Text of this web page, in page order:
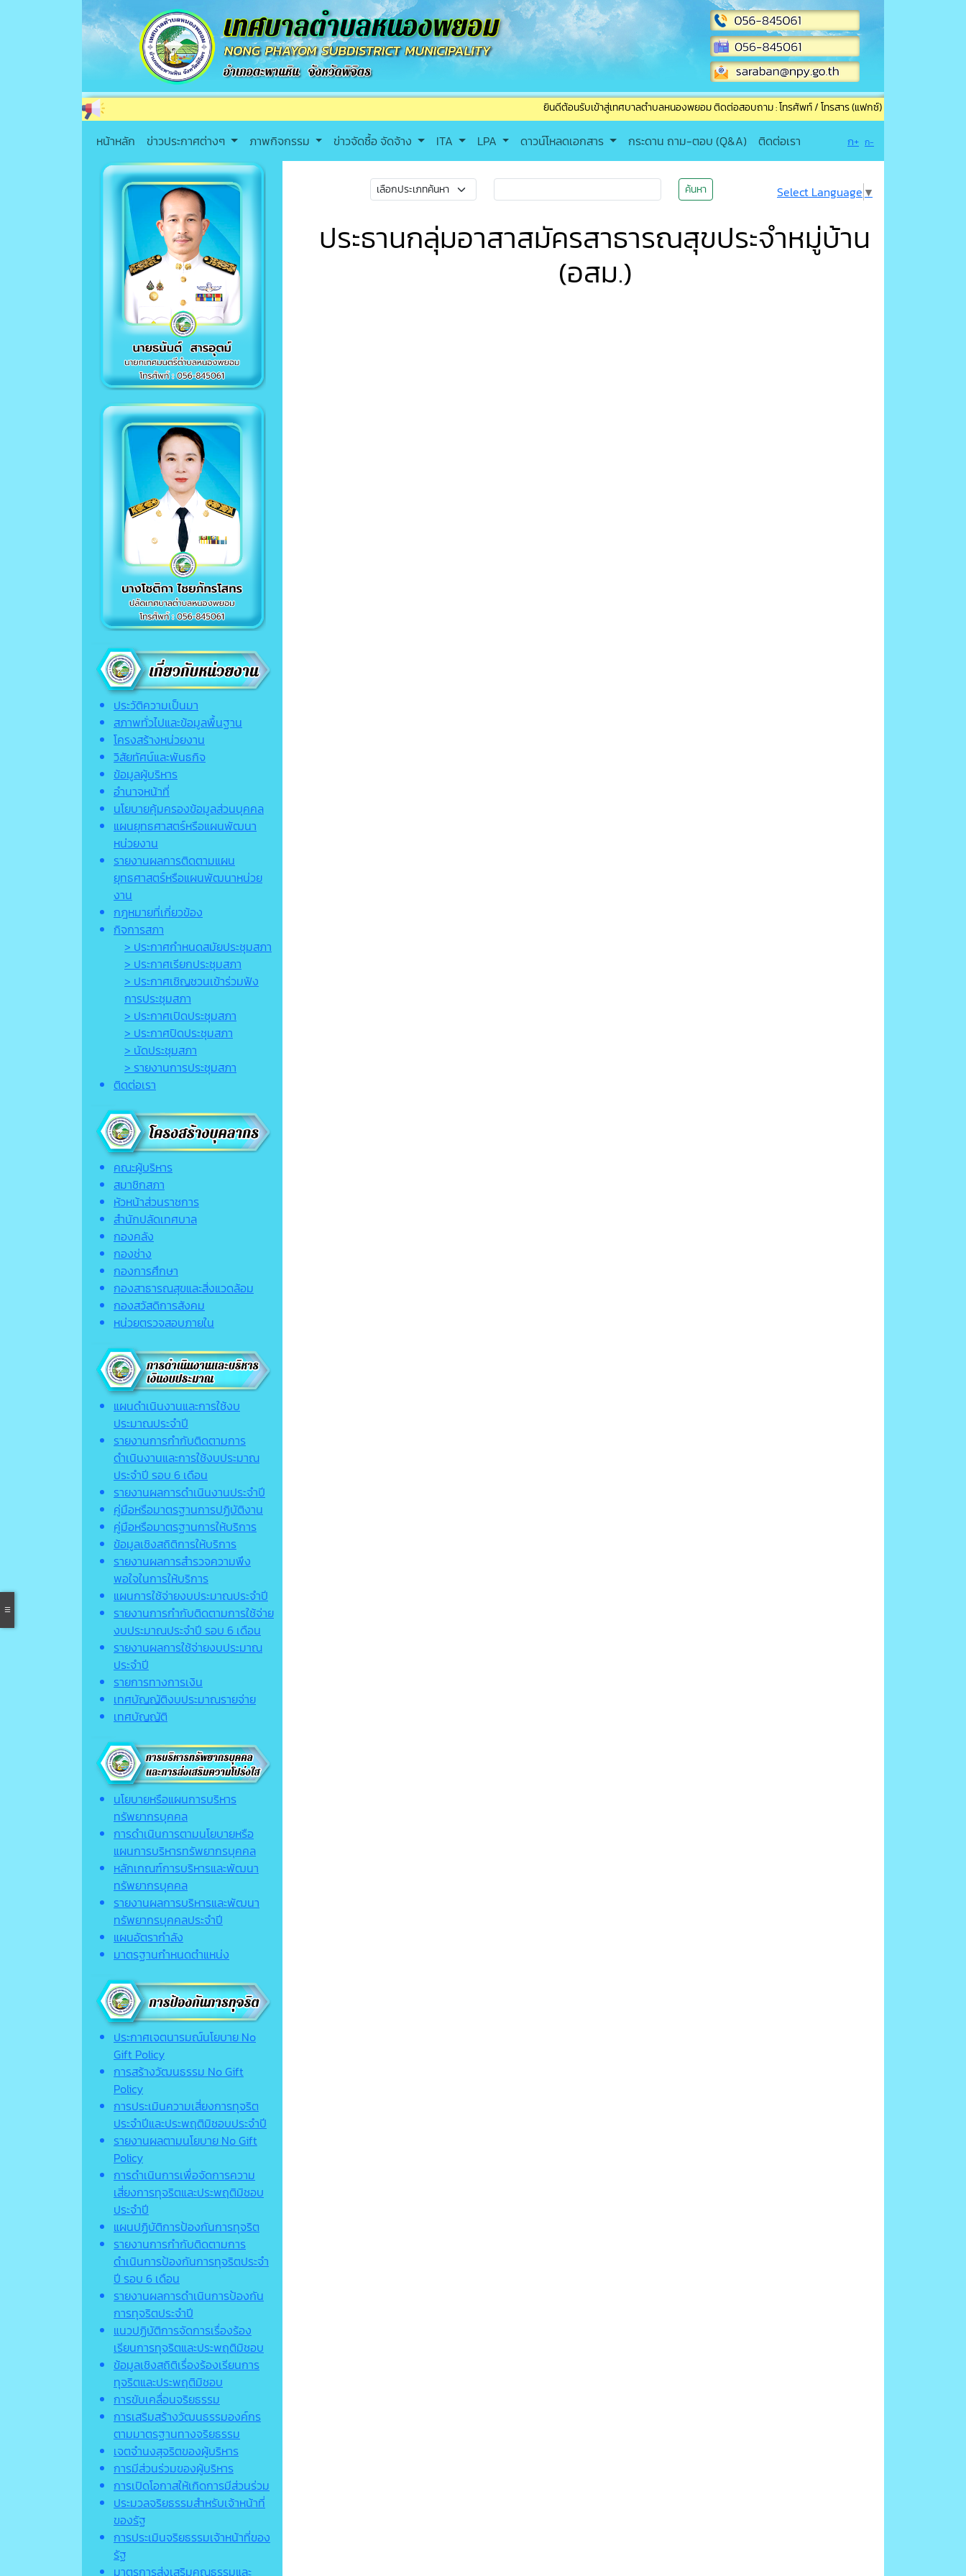
ยินดีต้อนรับเข้าสู่เทศบาลตำบลหนองพยอม ติดต่อสอบถาม : โทรศัพท์ / โทรสาร (แฟกซ์) : 056-845061 อีเมล์ :
หน้าหลัก ข่าวประกาศต่างๆ ภาพกิจกรรม ข่าวจัดซื้อ จัดจ้าง ITA LPA ดาวน์โหลดเอกสาร กระดาน ถาม-ตอบ (Q&A) ติดต่อเรา ก+ ก-
ประวัติความเป็นมา
สภาพทั่วไปและข้อมูลพื้นฐาน
โครงสร้างหน่วยงาน
วิสัยทัศน์และพันธกิจ
ข้อมูลผู้บริหาร
อำนาจหน้าที่
นโยบายคุ้มครองข้อมูลส่วนบุคคล
แผนยุทธศาสตร์หรือแผนพัฒนา
หน่วยงาน
รายงานผลการติดตามแผน
ยุทธศาสตร์หรือแผนพัฒนาหน่วย
งาน
กฎหมายที่เกี่ยวข้อง
กิจการสภา
> ประกาศกำหนดสมัยประชุมสภา
> ประกาศเรียกประชุมสภา
> ประกาศเชิญชวนเข้าร่วมฟัง
การประชุมสภา
> ประกาศเปิดประชุมสภา
> ประกาศปิดประชุมสภา
> นัดประชุมสภา
> รายงานการประชุมสภา
ติดต่อเรา
คณะผู้บริหาร
สมาชิกสภา
หัวหน้าส่วนราชการ
สำนักปลัดเทศบาล
กองคลัง
กองช่าง
กองการศึกษา
กองสาธารณสุขและสิ่งแวดล้อม
กองสวัสดิการสังคม
หน่วยตรวจสอบภายใน
แผนดำเนินงานและการใช้งบ
ประมาณประจำปี
รายงานการกำกับติดตามการ
ดำเนินงานและการใช้งบประมาณ
ประจำปี รอบ 6 เดือน
รายงานผลการดำเนินงานประจำปี
คู่มือหรือมาตรฐานการปฏิบัติงาน
คู่มือหรือมาตรฐานการให้บริการ
ข้อมูลเชิงสถิติการให้บริการ
รายงานผลการสำรวจความพึง
พอใจในการให้บริการ
แผนการใช้จ่ายงบประมาณประจำปี
รายงานการกำกับติดตามการใช้จ่าย
งบประมาณประจำปี รอบ 6 เดือน
รายงานผลการใช้จ่ายงบประมาณ
ประจำปี
รายการทางการเงิน
เทศบัญญัติงบประมาณรายจ่าย
เทศบัญญัติ
นโยบายหรือแผนการบริหาร
ทรัพยากรบุคคล
การดำเนินการตามนโยบายหรือ
แผนการบริหารทรัพยากรบุคคล
หลักเกณฑ์การบริหารและพัฒนา
ทรัพยากรบุคคล
รายงานผลการบริหารและพัฒนา
ทรัพยากรบุคคลประจำปี
แผนอัตรากำลัง
มาตรฐานกำหนดตำแหน่ง
ประกาศเจตนารมณ์นโยบาย No
Gift Policy
การสร้างวัฒนธรรม No Gift
Policy
การประเมินความเสี่ยงการทุจริต
ประจำปีและประพฤติมิชอบประจำปี
รายงานผลตามนโยบาย No Gift
Policy
การดำเนินการเพื่อจัดการความ
เสี่ยงการทุจริตและประพฤติมิชอบ
ประจำปี
แผนปฏิบัติการป้องกันการทุจริต
รายงานการกำกับติดตามการ
ดำเนินการป้องกันการทุจริตประจำ
ปี รอบ 6 เดือน
รายงานผลการดำเนินการป้องกัน
การทุจริตประจำปี
แนวปฏิบัติการจัดการเรื่องร้อง
เรียนการทุจริตและประพฤติมิชอบ
ข้อมูลเชิงสถิติเรื่องร้องเรียนการ
ทุจริตและประพฤติมิชอบ
การขับเคลื่อนจริยธรรม
การเสริมสร้างวัฒนธรรมองค์กร
ตามมาตรฐานทางจริยธรรม
เจตจํานงสุจริตของผู้บริหาร
การมีส่วนร่วมของผู้บริหาร
การเปิดโอกาสให้เกิดการมีส่วนร่วม
ประมวลจริยธรรมสำหรับเจ้าหน้าที่
ของรัฐ
การประเมินจริยธรรมเจ้าหน้าที่ของ
รัฐ
มาตรการส่งเสริมคุณธรรมและ
ค้นหา Select Language ▼
ประธานกลุ่มอาสาสมัครสาธารณสุขประจำหมู่บ้าน
(อสม.)